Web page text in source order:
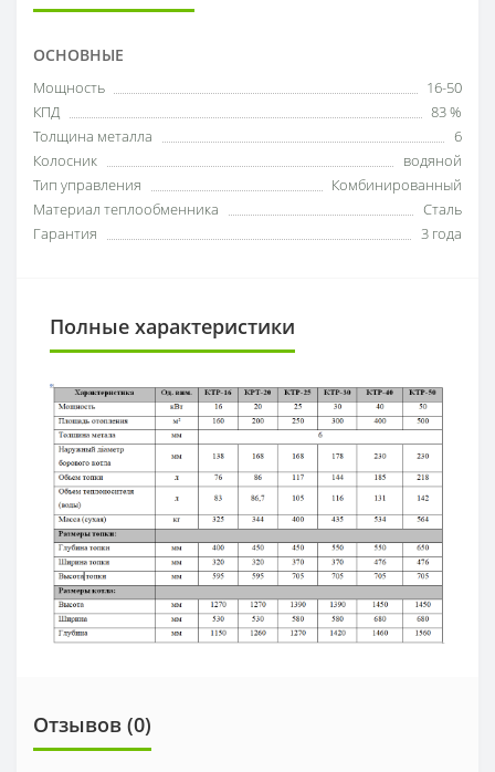
ОСНОВНЫЕ
Мощность
16-50
КПД
83 %
Толщина металла
6
Колосник
водяной
Тип управления
Комбинированный
Материал теплообменника
Сталь
Гарантия
3 года
Полные характеристики
Отзывов (0)